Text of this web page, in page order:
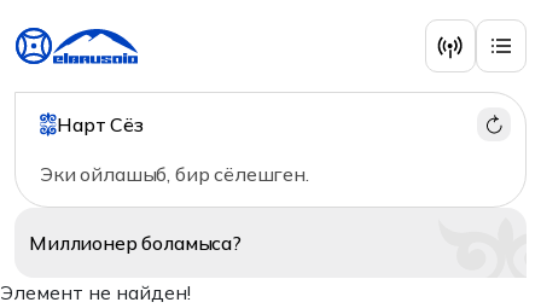
Нарт Сёз
Эки ойлашыб, бир сёлешген.
Миллионерболамыса?
Элемент не найден!